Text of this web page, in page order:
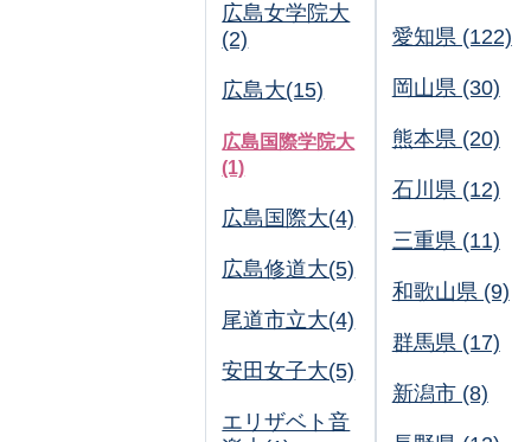
広島女学院大
(2)
広島大(15)
広島国際学院大
(1)
広島国際大(4)
広島修道大(5)
尾道市立大(4)
安田女子大(5)
エリザベト音
愛知県 (122)
岡山県 (30)
熊本県 (20)
石川県 (12)
三重県 (11)
和歌山県 (9)
群馬県 (17)
新潟市 (8)